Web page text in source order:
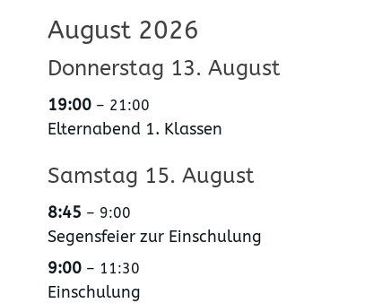
August 2026
Donnerstag 13. August
19:00 – 21:00
Elternabend 1. Klassen
Samstag 15. August
8:45 – 9:00
Segensfeier zur Einschulung
9:00 – 11:30
Einschulung